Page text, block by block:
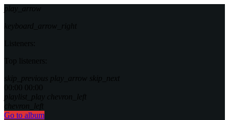
play_arrow
keyboard_arrow_right
Listeners:
Top listeners:
skip_previous play_arrow skip_next
00:00 00:00
playlist_play chevron_left
chevron_left
Go to album